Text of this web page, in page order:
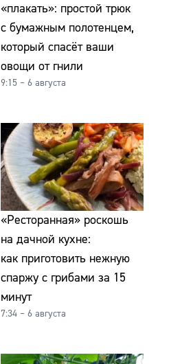
«плакать»: простой трюк
с бумажным полотенцем,
который спасёт ваши
овощи от гнили
9:15 – 6 августа
«Ресторанная» роскошь
на дачной кухне:
как приготовить нежную
спаржу с грибами за 15
минут
7:34 – 6 августа